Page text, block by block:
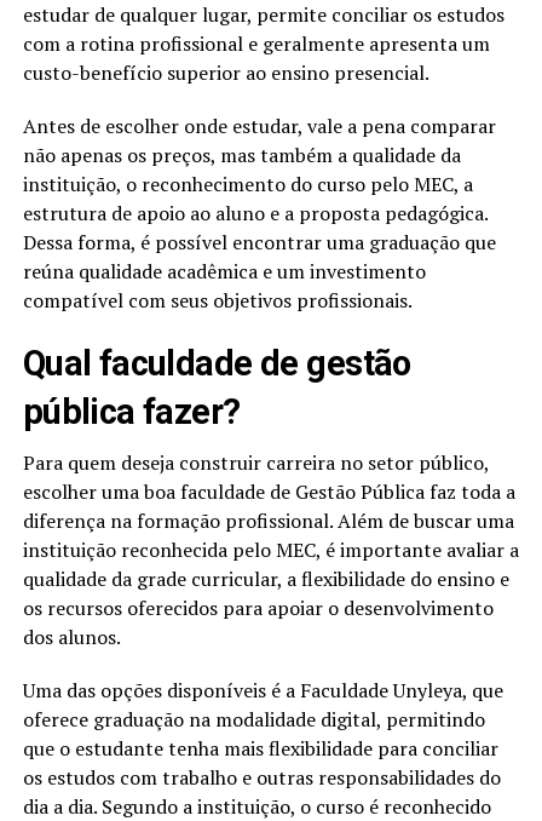
estudar de qualquer lugar, permite conciliar os estudos
com a rotina profissional e geralmente apresenta um
custo-benefício superior ao ensino presencial.
Antes de escolher onde estudar, vale a pena comparar
não apenas os preços, mas também a qualidade da
instituição, o reconhecimento do curso pelo MEC, a
estrutura de apoio ao aluno e a proposta pedagógica.
Dessa forma, é possível encontrar uma graduação que
reúna qualidade acadêmica e um investimento
compatível com seus objetivos profissionais.
Qual faculdade de gestão
pública fazer?
Para quem deseja construir carreira no setor público,
escolher uma boa faculdade de Gestão Pública faz toda a
diferença na formação profissional. Além de buscar uma
instituição reconhecida pelo MEC, é importante avaliar a
qualidade da grade curricular, a flexibilidade do ensino e
os recursos oferecidos para apoiar o desenvolvimento
dos alunos.
Uma das opções disponíveis é a Faculdade Unyleya, que
oferece graduação na modalidade digital, permitindo
que o estudante tenha mais flexibilidade para conciliar
os estudos com trabalho e outras responsabilidades do
dia a dia. Segundo a instituição, o curso é reconhecido